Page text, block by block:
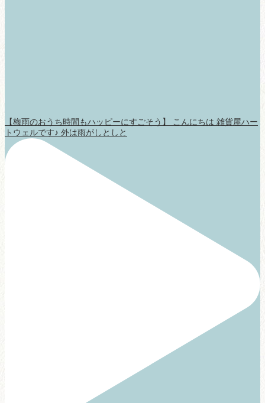
【梅雨のおうち時間もハッピーにすごそう】 こんにちは 雑貨屋ハー
トウェルです♪ 外は雨がしとしと